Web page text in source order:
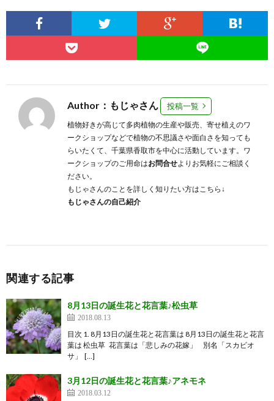
Author：もじゃさん 投稿一覧
植物好きが高じて多肉植物の生産や販売、寄せ植えのワ
ークショップなどで植物の不思議さや面白さを知っても
らいたくて、千葉県香取市を中心に活動しています。ワ
ークショップのご用命はお問合せよりお気軽にご相談く
ださい。
もじゃさんのことを詳しく知りたい方はこちら↓
もじゃさんの自己紹介
関連する記事
8月13日の誕生花と花言葉♪松虫草
2018.08.13
目次 1. 8月13日の誕生花と花言葉は 8月13日の誕生花と花言
葉は 松虫草 花言葉は「悲しみの花嫁」 別名「スカビオ
サ」 […]
3月12日の誕生花と花言葉♪アネモネ
2018.03.12